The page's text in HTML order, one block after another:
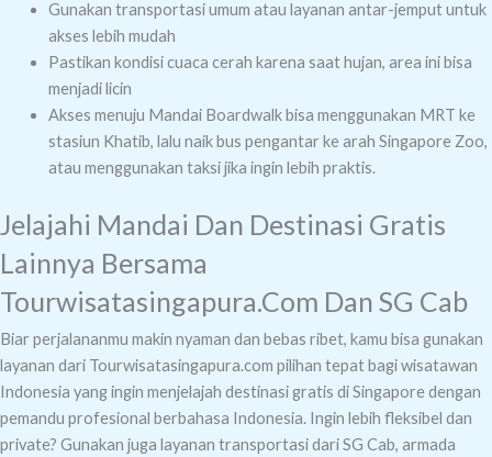
Gunakan transportasi umum atau layanan antar-jemput untuk
akses lebih mudah
Pastikan kondisi cuaca cerah karena saat hujan, area ini bisa
menjadi licin
Akses menuju Mandai Boardwalk bisa menggunakan MRT ke
stasiun Khatib, lalu naik bus pengantar ke arah Singapore Zoo,
atau menggunakan taksi jika ingin lebih praktis.
Jelajahi Mandai Dan Destinasi Gratis
Lainnya Bersama
Tourwisatasingapura.com Dan SG Cab
Biar perjalananmu makin nyaman dan bebas ribet, kamu bisa gunakan
layanan dari Tourwisatasingapura.com pilihan tepat bagi wisatawan
Indonesia yang ingin menjelajah destinasi gratis di Singapore dengan
pemandu profesional berbahasa Indonesia. Ingin lebih fleksibel dan
private? Gunakan juga layanan transportasi dari SG Cab, armada